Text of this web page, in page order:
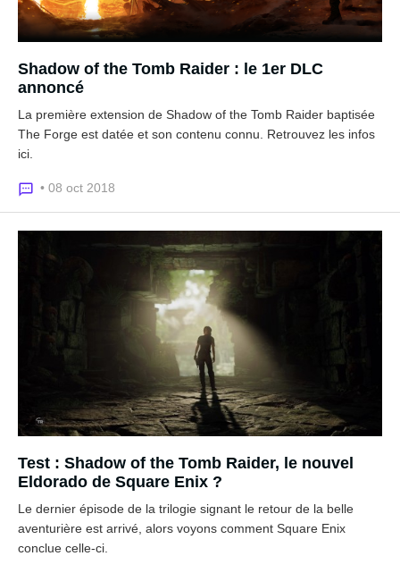
Shadow of the Tomb Raider : le 1er DLC
annoncé
La première extension de Shadow of the Tomb Raider baptisée
The Forge est datée et son contenu connu. Retrouvez les infos
ici.
• 08 oct 2018
Test : Shadow of the Tomb Raider, le nouvel
Eldorado de Square Enix ?
Le dernier épisode de la trilogie signant le retour de la belle
aventurière est arrivé, alors voyons comment Square Enix
conclue celle-ci.